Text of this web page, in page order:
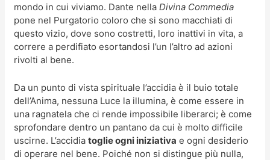
mondo in cui viviamo. Dante nellaDivina Commedia
pone nel Purgatorio coloro che si sono macchiati di
questo vizio, dove sono costretti, loro inattivi in vita, a
correre a perdifiato esortandosi l’un l’altro ad azioni
rivolti al bene.
Da un punto di vista spirituale l’accidia è il buio totale
dell’Anima, nessuna Luce la illumina, è come essere in
una ragnatela che ci rende impossibile liberarci; è come
sprofondare dentro un pantano da cui è molto difficile
uscirne. L’accidiatoglie ogni iniziativa e ogni desiderio
di operare nel bene. Poiché non si distingue più nulla,